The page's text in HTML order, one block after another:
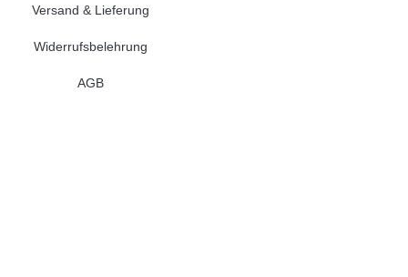
Versand & Lieferung
Widerrufsbelehrung
AGB